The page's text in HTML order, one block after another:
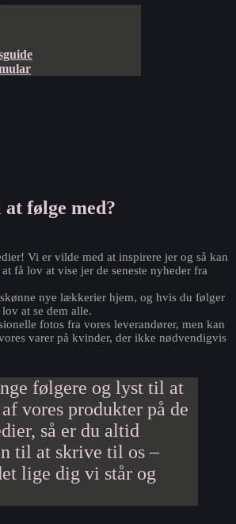
følge med?
Vi er vilde med at inspirere jer og så kan
få lov at vise jer de seneste nyheder fra
nye lækkerier hjem, og hvis du følger
at se dem alle.
fotos fra vores leverandører, men kan
varer på kvinder, der ikke nødvendigvis
følgere og lyst til at
vores produkter på de
så er du altid
til at skrive til os –
lige dig vi står og